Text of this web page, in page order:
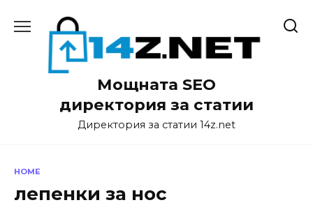
Мощната SEO
директория за статии
Директория за статии 14z.net
HOME
лепенки за нос